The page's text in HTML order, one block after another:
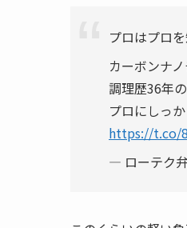
プロはプロを
カーボンナ
調理歴36年
プロにしっ
https://t.co/
— ローテク